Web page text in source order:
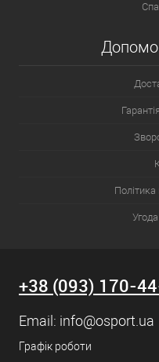
Політика
+38 (093) 170-
Email: info@osport.ua
Графік роботи